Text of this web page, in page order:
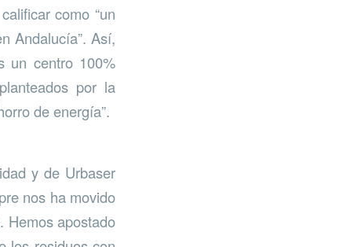
como “un
Andalucía”. Así,
un centro 100%
por la
de energía”.
y de Urbaser
nos ha movido
Hemos apostado